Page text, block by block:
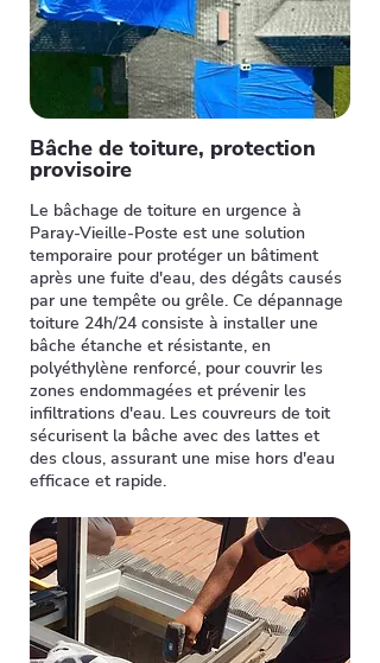
Bâche de toiture, protection
provisoire
Le bâchage de toiture en urgence à
Paray-Vieille-Poste est une solution
temporaire pour protéger un bâtiment
après une fuite d'eau, des dégâts causés
par une tempête ou grêle. Ce dépannage
toiture 24h/24 consiste à installer une
bâche étanche et résistante, en
polyéthylène renforcé, pour couvrir les
zones endommagées et prévenir les
infiltrations d'eau. Les couvreurs de toit
sécurisent la bâche avec des lattes et
des clous, assurant une mise hors d'eau
efficace et rapide.